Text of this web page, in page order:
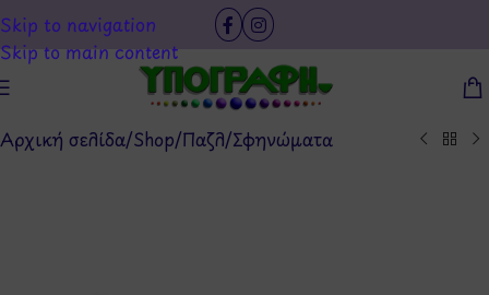
Skip to navigation
Skip to main content
Αρχική σελίδα/Shop/Παζλ/Σφηνώματα